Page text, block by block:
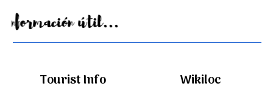
Información útil...
Tourist Info Wikiloc